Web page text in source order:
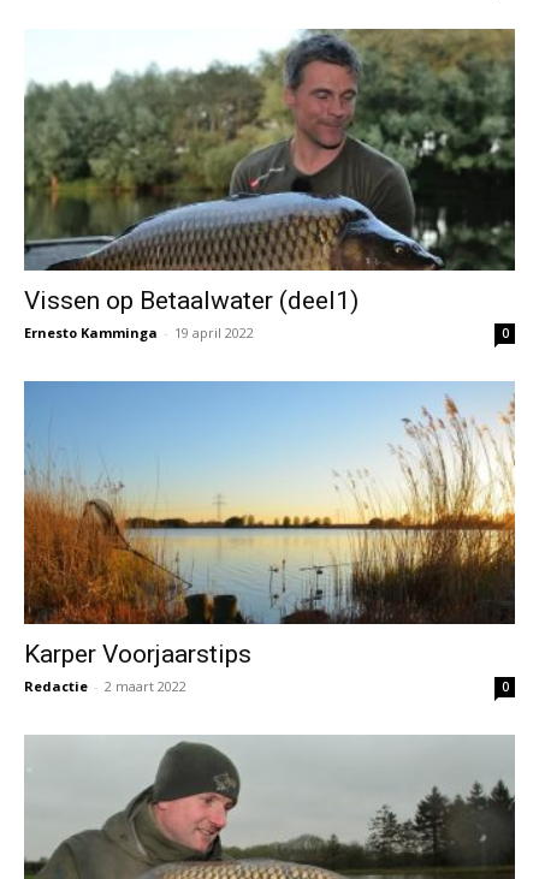
Vissen op Betaalwater (deel1)
Ernesto Kamminga - 19 april 2022 0
Karper Voorjaarstips
Redactie - 2 maart 2022 0